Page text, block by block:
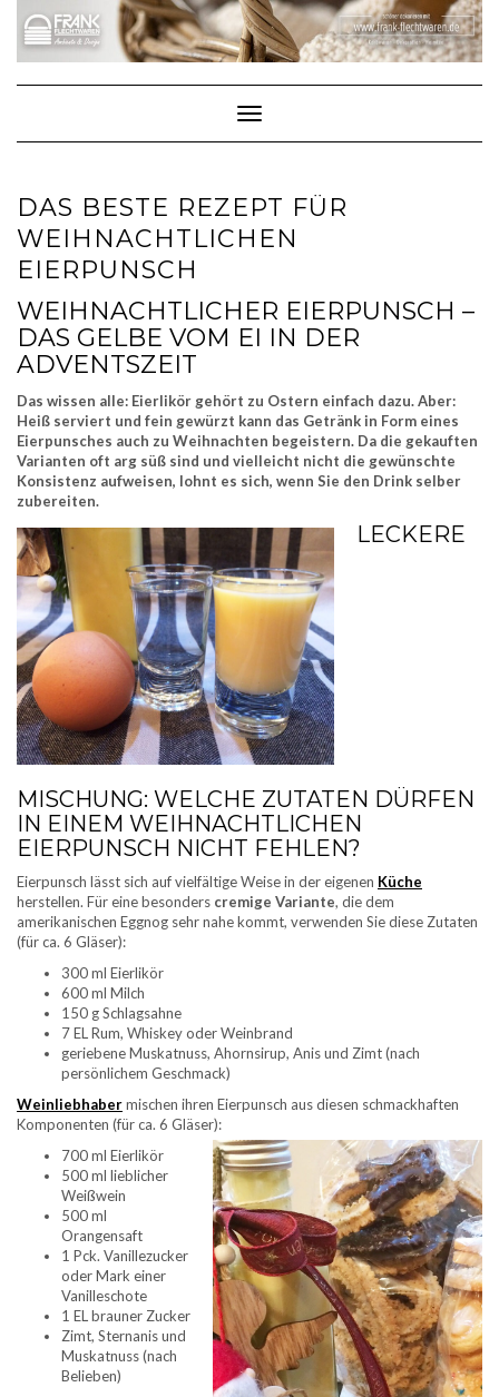
content
Toggle Navigation
DAS BESTE REZEPT FÜR
WEIHNACHTLICHEN
EIERPUNSCH
WEIHNACHTLICHER EIERPUNSCH –
DAS GELBE VOM EI IN DER
ADVENTSZEIT
Das wissen alle: Eierlikör gehört zu Ostern einfach dazu. Aber:
Heiß serviert und fein gewürzt kann das Getränk in Form eines
Eierpunsches auch zu Weihnachten begeistern. Da die gekauften
Varianten oft arg süß sind und vielleicht nicht die gewünschte
Konsistenz aufweisen, lohnt es sich, wenn Sie den Drink selber
zubereiten.
LECKERE
MISCHUNG: WELCHE ZUTATEN DÜRFEN
IN EINEM WEIHNACHTLICHEN
EIERPUNSCH NICHT FEHLEN?
Eierpunsch lässt sich auf vielfältige Weise in der eigenen Küche
herstellen. Für eine besonders cremige Variante, die dem
amerikanischen Eggnog sehr nahe kommt, verwenden Sie diese Zutaten
(für ca. 6 Gläser):
300 ml Eierlikör
600 ml Milch
150 g Schlagsahne
7 EL Rum, Whiskey oder Weinbrand
geriebene Muskatnuss, Ahornsirup, Anis und Zimt (nach
persönlichem Geschmack)
Weinliebhabermischen ihren Eierpunsch aus diesen schmackhaften
Komponenten (für ca. 6 Gläser):
700 ml Eierlikör
500 ml lieblicher
Weißwein
500 ml
Orangensaft
1 Pck. Vanillezucker
oder Mark einer
Vanilleschote
1 EL brauner Zucker
Zimt, Sternanis und
Muskatnuss (nach
Belieben)